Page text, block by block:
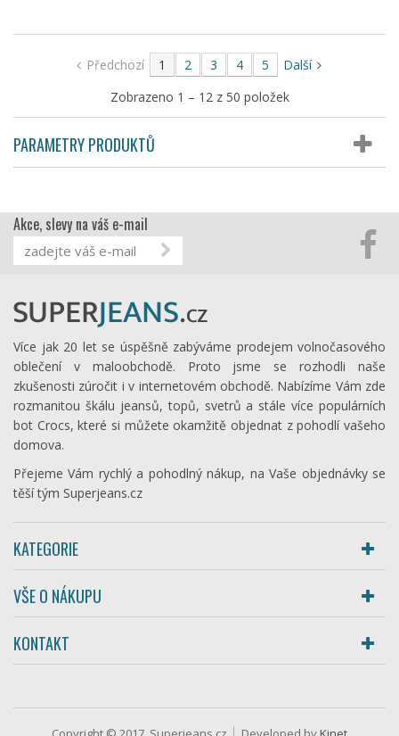
Předchozí 1 2 3 4 5
Další
Zobrazeno 1 – 12 z 50 položek
PARAMETRY PRODUKTŮ
Akce, slevy na váš e-mail
Více jak 20 let se úspěšně zabýváme prodejem volnočasového
oblečení v maloobchodě. Proto jsme se rozhodli naše
zkušenosti zúročit i v internetovém obchodě. Nabízíme Vám zde
rozmanitou škálu jeansů, topů, svetrů a stále více populárních
bot Crocs, které si můžete okamžitě objednat z pohodlí vašeho
domova.
Přejeme Vám rychlý a pohodlný nákup, na Vaše objednávky se
těší tým Superjeans.cz
KATEGORIE
VŠE O NÁKUPU
KONTAKT